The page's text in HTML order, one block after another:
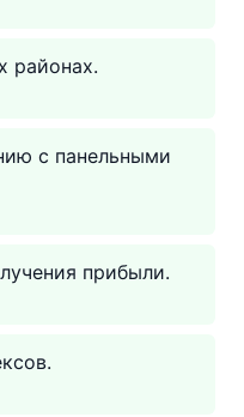
районах.
с панельными
прибыли.